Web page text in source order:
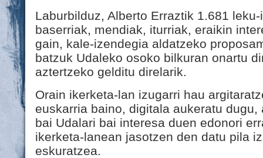
Laburbilduz, Alberto Erraztik 1.681
baserriak, mendiak, iturriak, eraikin
gain, kale-izendegia aldatzeko
batzuk Udaleko osoko bilkuran onartu
aztertzeko gelditu direlarik.
Orain ikerketa-lan izugarri hau
euskarria baino, digitala aukeratu
bai Udalari bai interesa duen edonori
ikerketa-lanean jasotzen den datu pila
eskuratzea.